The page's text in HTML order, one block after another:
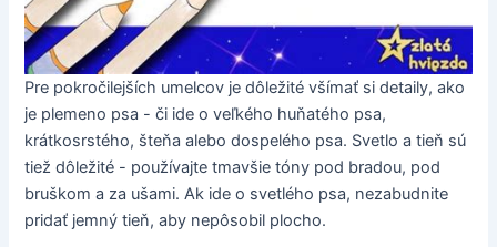
Pre pokročilejších umelcov je dôležité všímať si detaily, ako
je plemeno psa - či ide o veľkého huňatého psa,
krátkosrstého, šteňa alebo dospelého psa. Svetlo a tieň sú
tiež dôležité - používajte tmavšie tóny pod bradou, pod
bruškom a za ušami. Ak ide o svetlého psa, nezabudnite
pridať jemný tieň, aby nepôsobil plocho.